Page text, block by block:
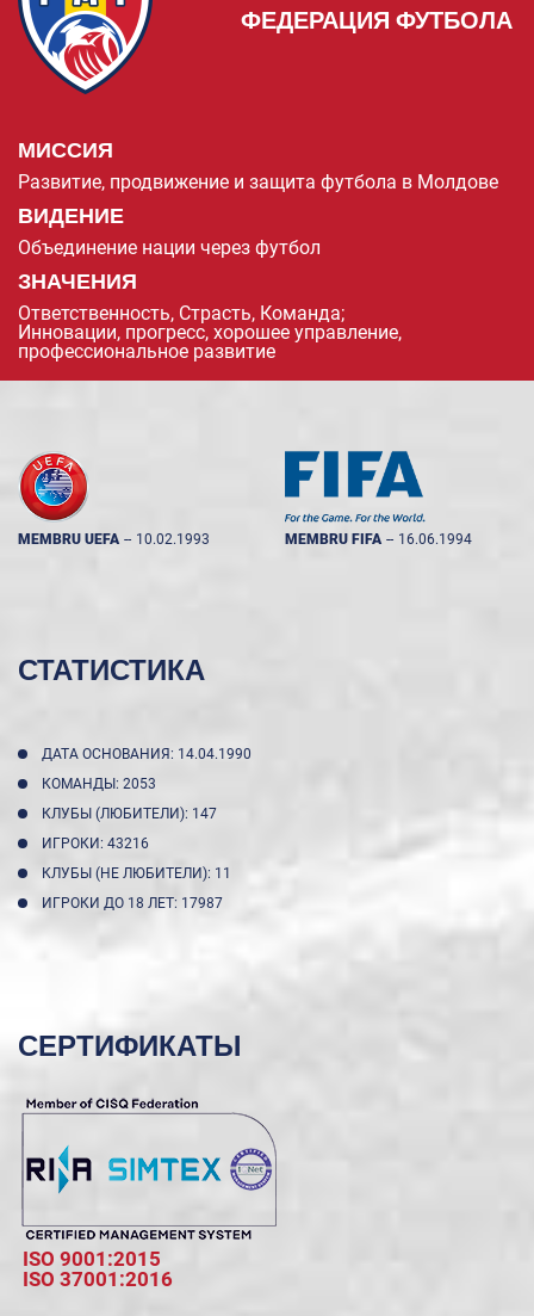
ФЕДЕРАЦИЯ ФУТБОЛА
МИССИЯ
Развитие, продвижение и защита футбола в Молдове
ВИДЕНИЕ
Объединение нации через футбол
ЗНАЧЕНИЯ
Ответственность, Страсть, Команда;
Инновации, прогресс, хорошее управление,
профессиональное развитие
MEMBRU UEFA -- 10.02.1993 MEMBRU FIFA -- 16.06.1994
СТАТИСТИКА
ДАТА ОСНОВАНИЯ: 14.04.1990
КОМАНДЫ: 2053
КЛУБЫ (ЛЮБИТЕЛИ): 147
ИГРОКИ: 43216
КЛУБЫ (НЕ ЛЮБИТЕЛИ): 11
ИГРОКИ ДО 18 ЛЕТ: 17987
СЕРТИФИКАТЫ
ISO 9001:2015
ISO 37001:2016